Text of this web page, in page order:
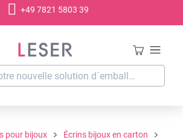
+49 7821 5803 39
pour bijoux
Écrins bijoux en carton